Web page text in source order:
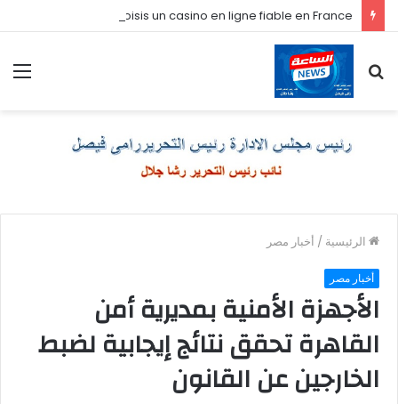
Comment je choisis un casino en ligne fiable en France
عن
الرئيسية / أخبار مصر
أخبار مصر
الأجهزة الأمنية بمديرية أمن
القاهرة تحقق نتائج إيجابية لضبط
الخارجين عن القانون